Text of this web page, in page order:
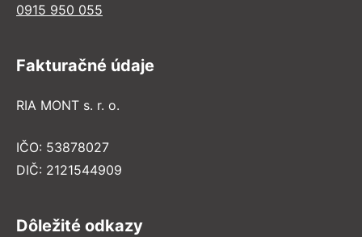
0915 950 055
Fakturačné údaje
RIA MONT s. r. o.
IČO: 53878027
DIČ: 2121544909
Dôležité odkazy